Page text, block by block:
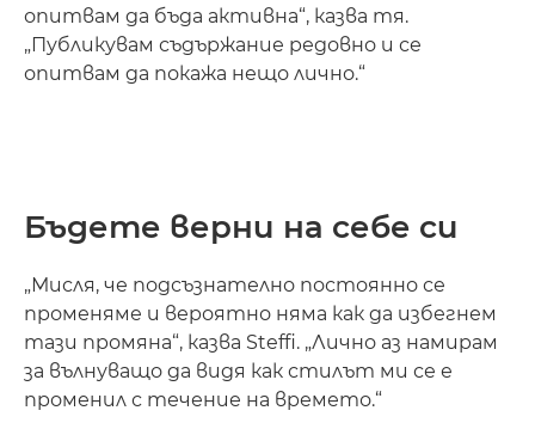
опитвам да бъда активна“, казва тя.
„Публикувам съдържание редовно и се
опитвам да покажа нещо лично.“
Бъдете верни на себе си
„Мисля, че подсъзнателно постоянно се
променяме и вероятно няма как да избегнем
тази промяна“, казва Steffi. „Лично аз намирам
за вълнуващо да видя как стилът ми се е
променил с течение на времето.“